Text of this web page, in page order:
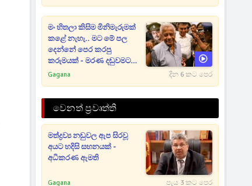
මං හිතලා කිසිම මිනිමැරුමක්
කළේ නැහැ.. මට මේ පල
දෙන්නේ පෙර කරපු
කරුමයක් - මරණ දඬුවමට
කළින් කට ඇරපු පූජිත් හඬා
Gagana දින 6 කට පෙර
වෙනත් ප්‍රවෘත්ති
මත්ද්‍රව්‍ය නඩුවල ඇප සිරවූ
අයට හදිසි සහනයක් -
අධිකරණ ඇමති
Gagana පැය 3 කට පෙර